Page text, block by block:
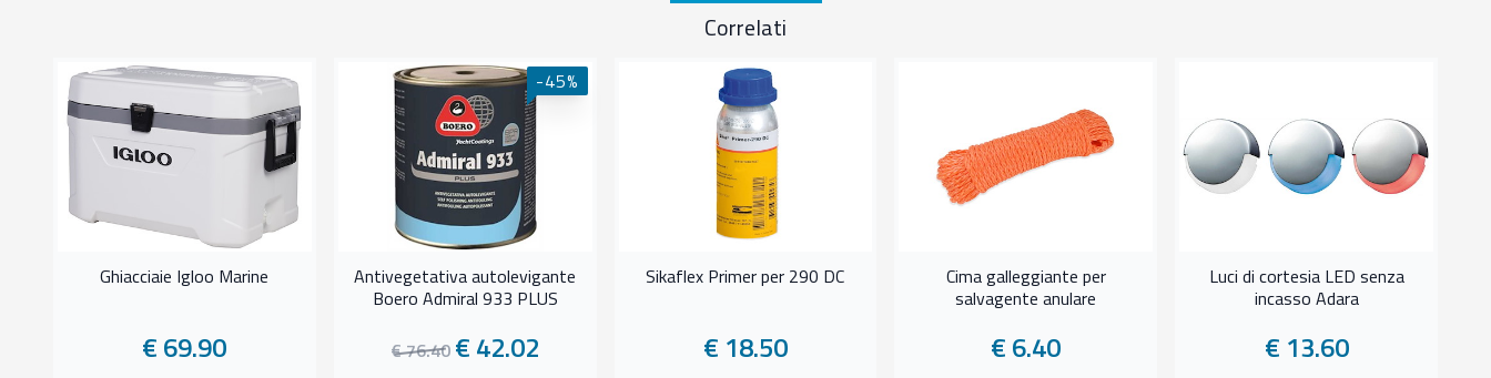
Correlati
Ghiacciaie Igloo Marine
€ 69.90
Antivegetativa autolevigante
Boero Admiral 933 PLUS
€ 76.40 € 42.02
-45%
Sikaflex Primer per 290 DC
€ 18.50
Cima galleggiante per
salvagente anulare
€ 6.40
Luci di cortesia LED senza
incasso Adara
€ 13.60